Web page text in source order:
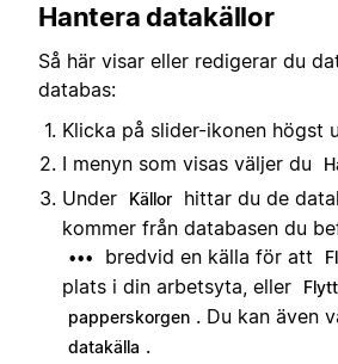
Hantera datakällor
Så här visar eller redigerar du
databas:
Klicka på slider-ikonen högst
I menyn som visas väljer du
Under
Källor
hittar du de
kommer från databasen du
••• bredvid en källa för att
plats i din arbetsyta, eller
papperskorgen . Du kan även
datakälla .